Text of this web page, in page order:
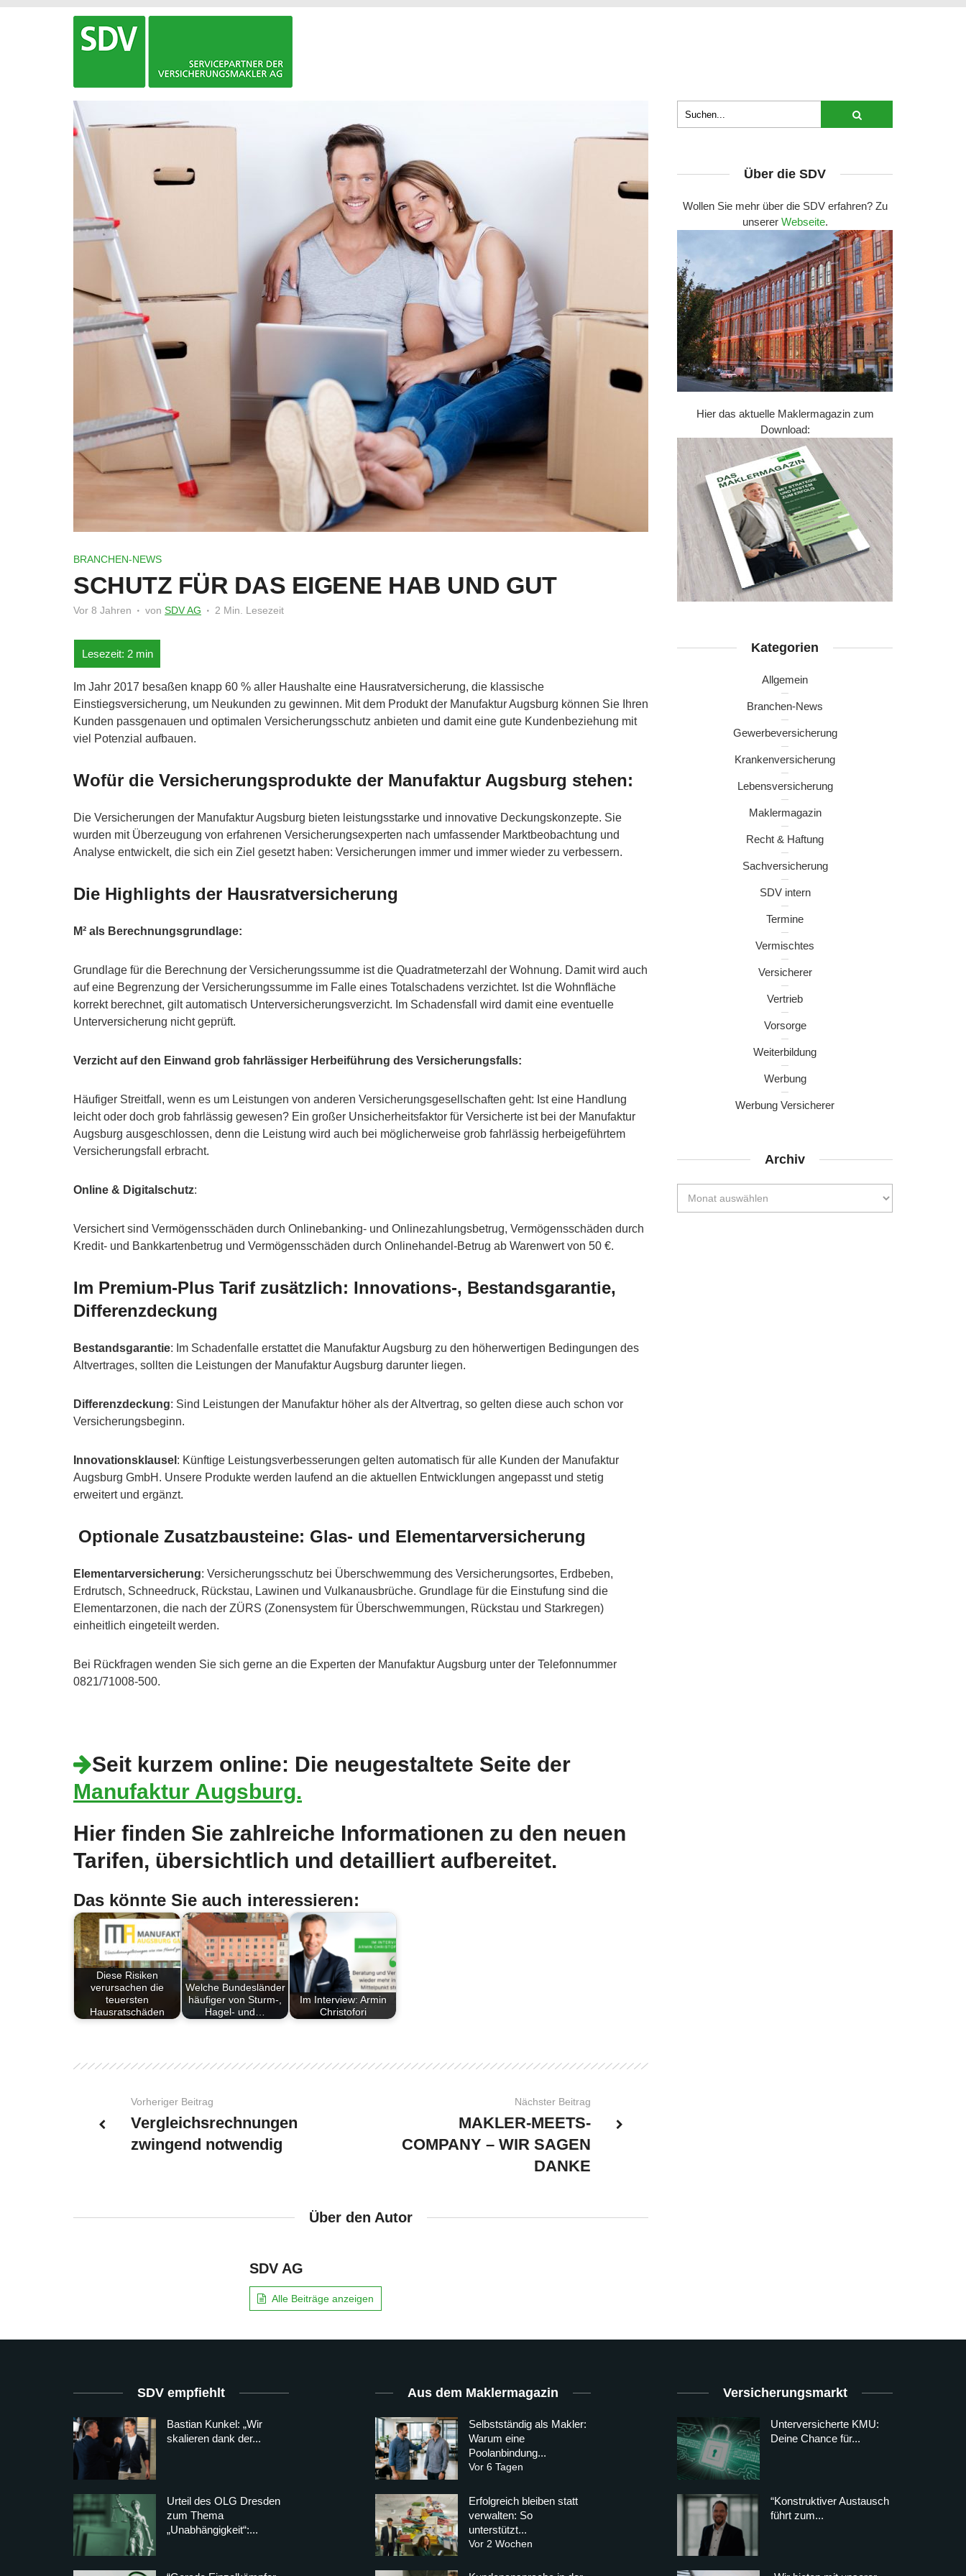
BRANCHEN-NEWS
SCHUTZ FÜR DAS EIGENE HAB UND GUT
Vor 8 Jahren von SDV AG 2 Min. Lesezeit
Im Jahr 2017 besaßen knapp 60 % aller Haushalte eine Hausratversicherung, die klassische
Einstiegsversicherung, um Neukunden zu gewinnen. Mit dem Produkt der Manufaktur Augsburg können Sie Ihren
Kunden passgenauen und optimalen Versicherungsschutz anbieten und damit eine gute Kundenbeziehung mit
viel Potenzial aufbauen.
Wofür die Versicherungsprodukte der Manufaktur Augsburg stehen:
Die Versicherungen der Manufaktur Augsburg bieten leistungsstarke und innovative Deckungskonzepte. Sie
wurden mit Überzeugung von erfahrenen Versicherungsexperten nach umfassender Marktbeobachtung und
Analyse entwickelt, die sich ein Ziel gesetzt haben: Versicherungen immer und immer wieder zu verbessern.
Die Highlights der Hausratversicherung
M² als Berechnungsgrundlage:
Grundlage für die Berechnung der Versicherungssumme ist die Quadratmeterzahl der Wohnung. Damit wird auch
auf eine Begrenzung der Versicherungssumme im Falle eines Totalschadens verzichtet. Ist die Wohnfläche
korrekt berechnet, gilt automatisch Unterversicherungsverzicht. Im Schadensfall wird damit eine eventuelle
Unterversicherung nicht geprüft.
Verzicht auf den Einwand grob fahrlässiger Herbeiführung des Versicherungsfalls:
Häufiger Streitfall, wenn es um Leistungen von anderen Versicherungsgesellschaften geht: Ist eine Handlung
leicht oder doch grob fahrlässig gewesen? Ein großer Unsicherheitsfaktor für Versicherte ist bei der Manufaktur
Augsburg ausgeschlossen, denn die Leistung wird auch bei möglicherweise grob fahrlässig herbeigeführtem
Versicherungsfall erbracht.
Online & Digitalschutz:
Versichert sind Vermögensschäden durch Onlinebanking- und Onlinezahlungsbetrug, Vermögensschäden durch
Kredit- und Bankkartenbetrug und Vermögensschäden durch Onlinehandel-Betrug ab Warenwert von 50 €.
Im Premium-Plus Tarif zusätzlich: Innovations-, Bestandsgarantie,
Differenzdeckung
Bestandsgarantie: Im Schadenfalle erstattet die Manufaktur Augsburg zu den höherwertigen Bedingungen des
Altvertrages, sollten die Leistungen der Manufaktur Augsburg darunter liegen.
Differenzdeckung: Sind Leistungen der Manufaktur höher als der Altvertrag, so gelten diese auch schon vor
Versicherungsbeginn.
Innovationsklausel : Künftige Leistungsverbesserungen gelten automatisch für alle Kunden der Manufaktur
Augsburg GmbH. Unsere Produkte werden laufend an die aktuellen Entwicklungen angepasst und stetig
erweitert und ergänzt.
Optionale Zusatzbausteine: Glas- und Elementarversicherung
Elementarversicherung: Versicherungsschutz bei Überschwemmung des Versicherungsortes, Erdbeben,
Erdrutsch, Schneedruck, Rückstau, Lawinen und Vulkanausbrüche. Grundlage für die Einstufung sind die
Elementarzonen, die nach der ZÜRS (Zonensystem für Überschwemmungen, Rückstau und Starkregen)
einheitlich eingeteilt werden.
Bei Rückfragen wenden Sie sich gerne an die Experten der Manufaktur Augsburg unter der Telefonnummer
0821/71008-500.
Seit kurzem online: Die neugestaltete Seite der
Manufaktur Augsburg.
Hier finden Sie zahlreiche Informationen zu den neuen
Tarifen, übersichtlich und detailliert aufbereitet.
Das könnte Sie auch interessieren:
Diese Risiken
verursachen die
teuersten
Hausratschäden
Welche Bundesländer
häufiger von Sturm-,
Hagel- und…
Im Interview: Armin
Christofori
Vorheriger Beitrag
Vergleichsrechnungen
zwingend notwendig
Nächster Beitrag
MAKLER-MEETS-
COMPANY – WIR SAGEN
DANKE
Über den Autor
SDV AG
Alle Beiträge anzeigen
Über die SDV
Wollen Sie mehr über die SDV erfahren? Zu
unserer Webseite.
Hier das aktuelle Maklermagazin zum
Download:
Kategorien
Allgemein
Branchen-News
Gewerbeversicherung
Krankenversicherung
Lebensversicherung
Maklermagazin
Recht & Haftung
Sachversicherung
SDV intern
Termine
Vermischtes
Versicherer
Vertrieb
Vorsorge
Weiterbildung
Werbung
Werbung Versicherer
Archiv
SDV empfiehlt
Bastian Kunkel: „Wir
skalieren dank der...
Urteil des OLG Dresden
zum Thema
„Unabhängigkeit“:...
Aus dem Maklermagazin
Selbstständig als Makler:
Warum eine
Poolanbindung...
Vor 6 Tagen
Erfolgreich bleiben statt
verwalten: So
unterstützt...
Vor 2 Wochen
Versicherungsmarkt
Unterversicherte KMU:
Deine Chance für...
“Konstruktiver Austausch
führt zum...